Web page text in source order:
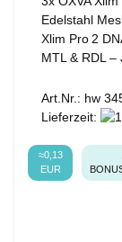
Edelstahl
Xlim Pro 2
MTL & RDL
Art.Nr.: hw
Lieferzeit:
≈0,13
EUR